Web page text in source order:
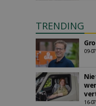
TRENDING
09-
16-